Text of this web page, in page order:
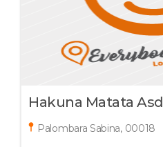
Hakuna Matata Asd
Palombara Sabina, 00018